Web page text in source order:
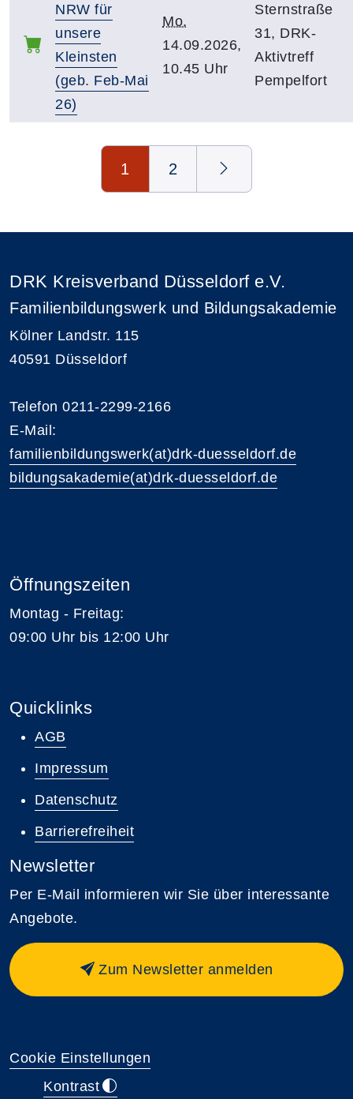
NRW für
unsere
Kleinsten
(geb. Feb-Mai
26)
Mo.
14.09.2026,
10.45 Uhr
Sternstraße
31, DRK-
Aktivtreff
Pempelfort
1 2
DRK Kreisverband Düsseldorf e.V.
Familienbildungswerk und Bildungsakademie
Kölner Landstr. 115
40591 Düsseldorf
Telefon 0211-2299-2166
E-Mail:
familienbildungswerk(at)drk-duesseldorf.de
bildungsakademie(at)drk-duesseldorf.de
Öffnungszeiten
Montag - Freitag:
09:00 Uhr bis 12:00 Uhr
Quicklinks
AGB
Impressum
Datenschutz
Barrierefreiheit
Newsletter
Per E-Mail informieren wir Sie über interessante
Angebote.
Zum Newsletter anmelden
Cookie Einstellungen
Kontrast